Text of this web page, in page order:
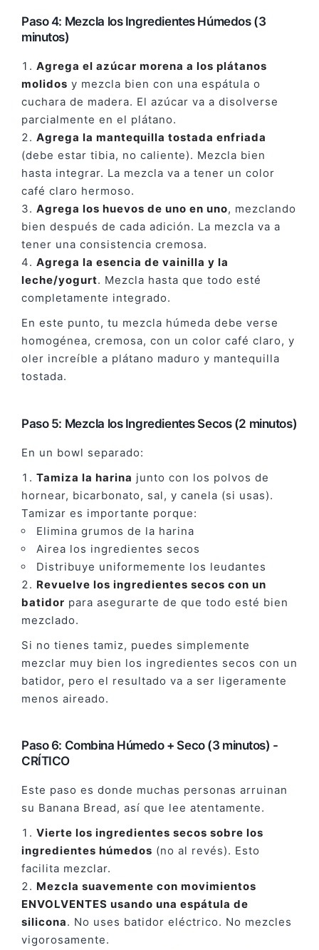
Paso 4: Mezcla los Ingredientes Húmedos (3
minutos)
Agrega el azúcar morena a los plátanos
molidos y mezcla bien con una espátula o
cuchara de madera. El azúcar va a disolverse
parcialmente en el plátano.
Agrega la mantequilla tostada enfriada
(debe estar tibia, no caliente). Mezcla bien
hasta integrar. La mezcla va a tener un color
café claro hermoso.
Agrega los huevos de uno en uno, mezclando
bien después de cada adición. La mezcla va a
tener una consistencia cremosa.
Agrega la esencia de vainilla y la
leche/yogurt. Mezcla hasta que todo esté
completamente integrado.
En este punto, tu mezcla húmeda debe verse
homogénea, cremosa, con un color café claro, y
oler increíble a plátano maduro y mantequilla
tostada.
Paso 5: Mezcla los Ingredientes Secos (2 minutos)
En un bowl separado:
Tamiza la harina junto con los polvos de
hornear, bicarbonato, sal, y canela (si usas).
Tamizar es importante porque:
Elimina grumos de la harina
Airea los ingredientes secos
Distribuye uniformemente los leudantes
Revuelve los ingredientes secos con un
batidor para asegurarte de que todo esté bien
mezclado.
Si no tienes tamiz, puedes simplemente
mezclar muy bien los ingredientes secos con un
batidor, pero el resultado va a ser ligeramente
menos aireado.
Paso 6: Combina Húmedo + Seco (3 minutos) -
CRÍTICO
Este paso es donde muchas personas arruinan
su Banana Bread, así que lee atentamente.
Vierte los ingredientes secos sobre los
ingredientes húmedos (no al revés). Esto
facilita mezclar.
Mezcla suavemente con movimientos
ENVOLVENTES usando una espátula de
silicona. No uses batidor eléctrico. No mezcles
vigorosamente.